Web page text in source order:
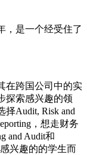
是一个经受住了
跨国公司中的实
探索感兴趣的领
Audit, Risk and
，想走财务
and Audit和
感兴趣的的学生而